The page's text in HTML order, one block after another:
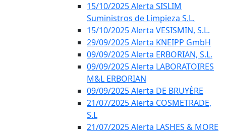
15/10/2025 Alerta SISLIM
Suministros de Limpieza S.L.
15/10/2025 Alerta VESISMIN, S.L.
29/09/2025 Alerta KNEIPP GmbH
09/09/2025 Alerta ERBORIAN, S.L.
09/09/2025 Alerta LABORATOIRES
M&L ERBORIAN
09/09/2025 Alerta DE BRUYÈRE
21/07/2025 Alerta COSMETRADE,
S.L
21/07/2025 Alerta LASHES & MORE